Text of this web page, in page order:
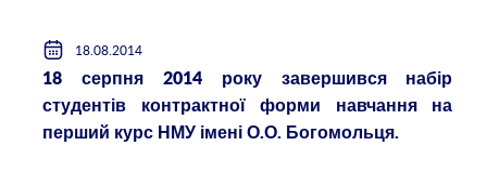
18.08.2014
18 серпня 2014 року завершився набір
студентів контрактної форми навчання на
перший курс НМУ імені О.О. Богомольця.